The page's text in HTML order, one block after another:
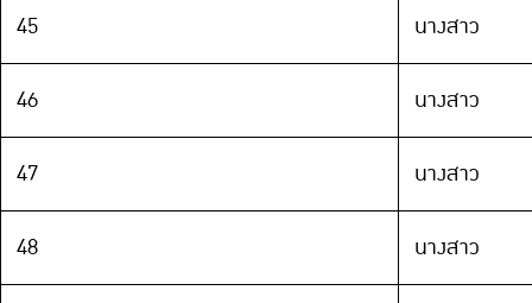
45
นางสาว
46
นางสาว
47
นางสาว
48
นางสาว